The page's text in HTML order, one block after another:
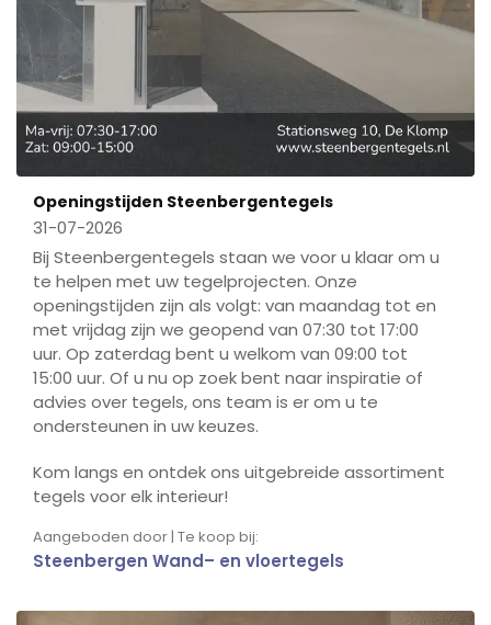
Openingstijden Steenbergentegels
31-07-2026
Bij Steenbergentegels staan we voor u klaar om u
te helpen met uw tegelprojecten. Onze
openingstijden zijn als volgt: van maandag tot en
met vrijdag zijn we geopend van 07:30 tot 17:00
uur. Op zaterdag bent u welkom van 09:00 tot
15:00 uur. Of u nu op zoek bent naar inspiratie of
advies over tegels, ons team is er om u te
ondersteunen in uw keuzes.
Kom langs en ontdek ons uitgebreide assortiment
tegels voor elk interieur!
Aangeboden door | Te koop bij:
Steenbergen Wand– en vloertegels